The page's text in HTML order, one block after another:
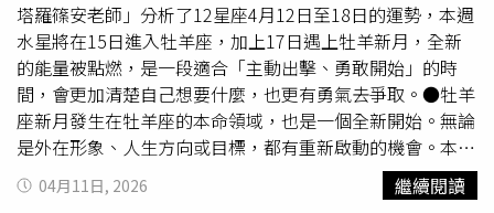
塔羅篠安老師」分析了12星座4月12日至18日的運勢，本週
水星將在15日進入牡羊座，加上17日遇上牡羊新月，全新
的能量被點燃，是一段適合「主動出擊、勇敢開始」的時
間，會更加清楚自己想要什麼，也更有勇氣去爭取。●牡羊
座新月發生在牡羊座的本命領域，也是一個全新開始。無論
是外在形象、人生方向或目標，都有重新啟動的機會。本週
牡羊特別有衝勁，也容易做出快速決定，建議在行動前多一
點覺察，會讓人走得更穩更遠。●金牛座這週比較偏向內在
04月11日, 2026 繼續閱讀